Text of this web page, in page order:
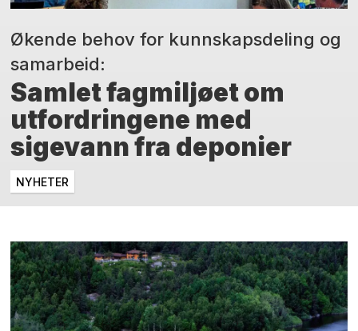
Økende behov for kunnskapsdeling og
samarbeid:
Samlet fagmiljøet om
utfordringene med
sigevann fra deponier
NYHETER